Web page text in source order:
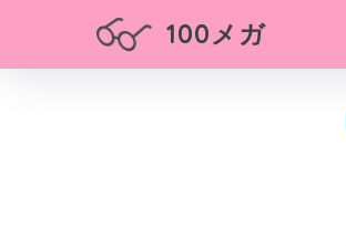
100メガ